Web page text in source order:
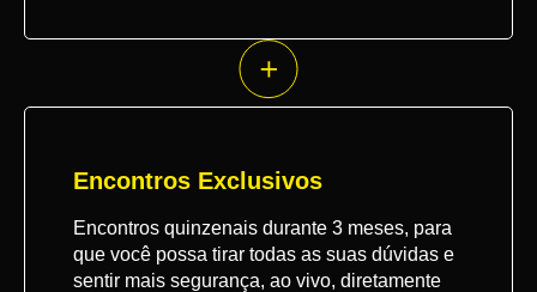
Encontros Exclusivos
Encontros quinzenais durante 3 meses, para
que você possa tirar todas as suas dúvidas e
sentir mais segurança, ao vivo, diretamente